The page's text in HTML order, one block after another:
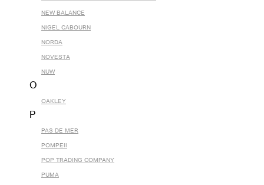
NEW BALANCE
NIGEL CABOURN
NORDA
NOVESTA
NUW
O
OAKLEY
P
PAS DE MER
POMPEII
POP TRADING COMPANY
PUMA